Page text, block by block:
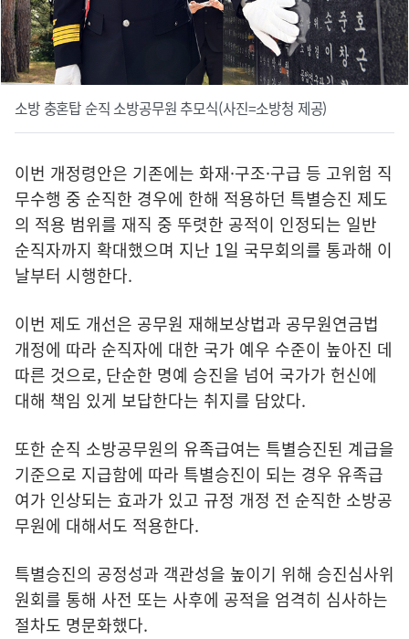
소방 충혼탑 순직 소방공무원 추모식(사진=소방청 제공)
이번 개정령안은 기존에는 화재·구조·구급 등 고위험 직
무수행 중 순직한 경우에 한해 적용하던 특별승진 제도
의 적용 범위를 재직 중 뚜렷한 공적이 인정되는 일반
순직자까지 확대했으며 지난 1일 국무회의를 통과해 이
날부터 시행한다.
이번 제도 개선은 공무원 재해보상법과 공무원연금법
개정에 따라 순직자에 대한 국가 예우 수준이 높아진 데
따른 것으로, 단순한 명예 승진을 넘어 국가가 헌신에
대해 책임 있게 보답한다는 취지를 담았다.
또한 순직 소방공무원의 유족급여는 특별승진된 계급을
기준으로 지급함에 따라 특별승진이 되는 경우 유족급
여가 인상되는 효과가 있고 규정 개정 전 순직한 소방공
무원에 대해서도 적용한다.
특별승진의 공정성과 객관성을 높이기 위해 승진심사위
원회를 통해 사전 또는 사후에 공적을 엄격히 심사하는
절차도 명문화했다.